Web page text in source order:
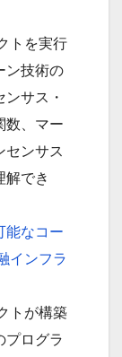
トを実行
ン技術の
サス・
数、マー
センサス
解でき
能なコー
インフラ
トが構築
プログラ